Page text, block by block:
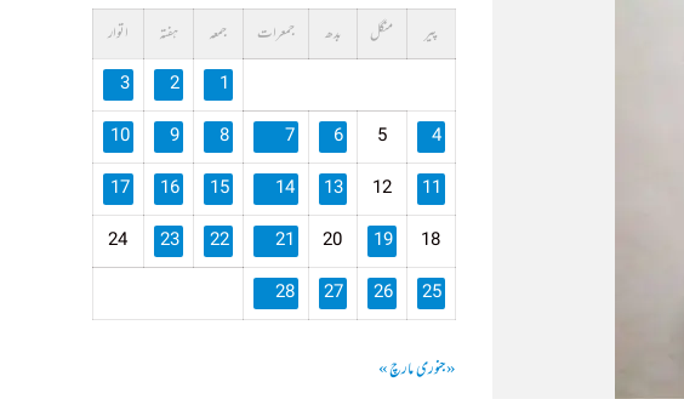
پیر
منگل بدھ جمعرات جمعہ ہفتہ اتوار
1
2
3
4
5
6
7
8
9
10
11
12
13
14
15
16
17
18
19
20
21
22
23
24
25
26
27
28
« جنوریمارچ »